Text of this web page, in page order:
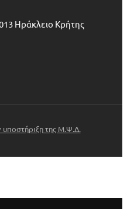
Ηράκλειο Κρήτης
της Μ.Ψ.Δ.